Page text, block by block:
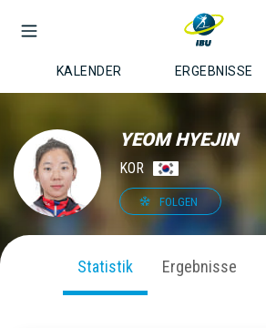
KALENDER ERGEBNISSE
YEOM HYEJIN
KOR
FOLGEN
Statistik Ergebnisse